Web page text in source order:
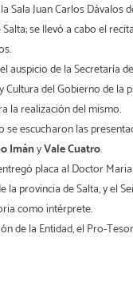
Sala Juan Carlos Dávalos
se llevó a cabo el
auspicio de la Secretaría
del Gobierno de la
la realización del mismo.
se escucharon las
ImányVale Cuatro.
placa al Doctor
la provincia de Salta, y el
como intérprete.
de la Entidad, el Pro-